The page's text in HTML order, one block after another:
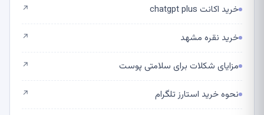
خرید اکانت chatgpt plus ↗
خرید نقره مشهد ↗
مزایای شکلات برای سلامتی پوست ↗
نحوه خرید استارز تلگرام ↗